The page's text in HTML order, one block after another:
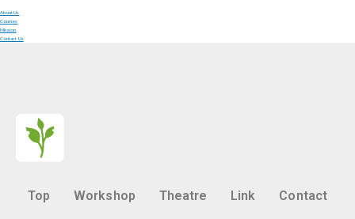
About Us
Courses
Mission
Contact Us
Top Workshop Theatre Link Contact